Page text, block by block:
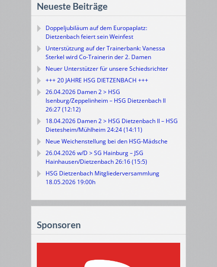
Neueste Beiträge
Doppeljubiläum auf dem Europaplatz:
Dietzenbach feiert sein Weinfest
Unterstützung auf der Trainerbank: Vanessa
Sterkel wird Co-Trainerin der 2. Damen
Neuer Unterstützer für unsere Schiedsrichter
+++ 20 JAHRE HSG DIETZENBACH +++
26.04.2026 Damen 2 > HSG
Isenburg/Zeppelinheim – HSG Dietzenbach II
26:27 (12:12)
18.04.2026 Damen 2 > HSG Dietzenbach II – HSG
Dietesheim/Mühlheim 24:24 (14:11)
Neue Weichenstellung bei den HSG-Mädsche
26.04.2026 w/D > SG Hainburg – JSG
Hainhausen/Dietzenbach 26:16 (15:5)
HSG Dietzenbach Mitgliederversammlung
18.05.2026 19:00h
Sponsoren